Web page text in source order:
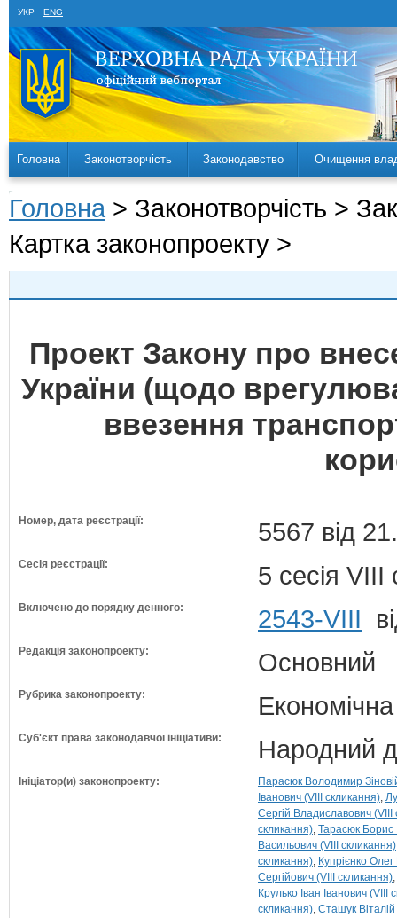
УКР ENG
Головна Законотворчість Законодавство Очищення
Головна > Законотворчість >
Картка законопроекту >
Проект Закону про
України (щодо
ввезення
Номер, дата реєстрації: 5567 від
Сесія реєстрації: 5 сесія VIII
Включено до порядку денного: 2543-VIII
Редакція законопроекту: Основний
Рубрика законопроекту:
Суб'єкт права законодавчої ініціативи: Народний
Ініціатор(и) законопроекту:
Парасюк Володимир
Іванович (VIII скликання)
Сергій Владиславович (VIII
скликання) Тарасюк Борис
Васильович (VIII скликання)
скликання) Купрієнко
Сергійович (VIII скликання)
Крулько Іван Іванович (VIII
скликання) Сташук